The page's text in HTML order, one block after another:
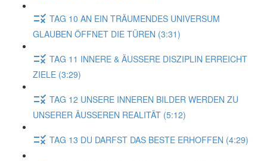
TAG 10 AN EIN TRÄUMENDES UNIVERSUM
GLAUBEN ÖFFNET DIE TÜREN (3:31)
TAG 11 INNERE & ÄUSSERE DISZIPLIN ERREICHT
ZIELE (3:29)
TAG 12 UNSERE INNEREN BILDER WERDEN ZU
UNSERER ÄUSSEREN REALITÄT (5:12)
TAG 13 DU DARFST DAS BESTE ERHOFFEN (4:29)